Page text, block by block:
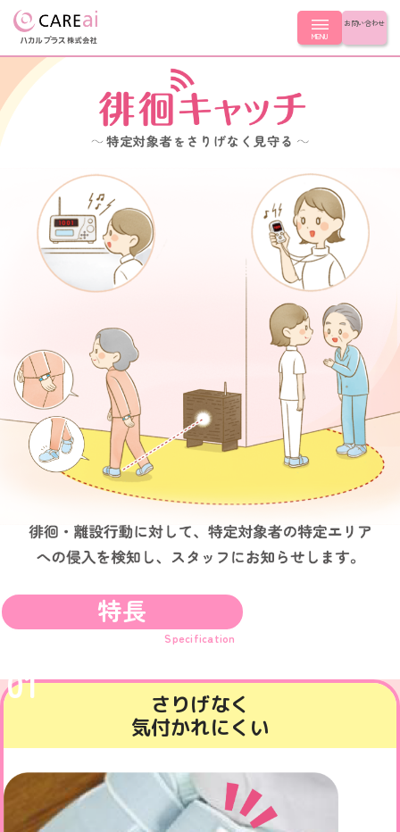
製品を探す
LoRa無線つながるシリーズ シンプルモデル
スタンダードシリーズ つながるモデル
ナースコール連動シリーズ
簡易ナースコール LoRa無線コール
簡易ナースコール コンセントコール
起き上がりセンサー
コールスイッチ
徘徊キャッチ
導入事例
LoRa無線つながるシリーズ
スタンダードシリーズ
ナースコール連動シリーズ
ふむふむセンサー
超音波センサー
起き上がりセンサー
コールスイッチ
徘徊キャッチ
はじめての方へ
はじめての方へ
会社情報
会社情報
会社概要
選ばれる理由
MENU
お問い合わせ
特長
Specification
01
さりげなく
気付かれにくい